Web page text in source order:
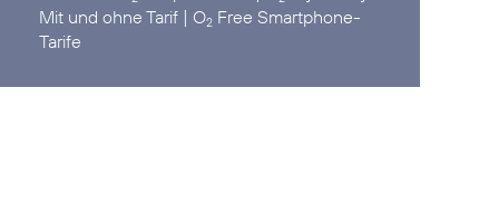
Mit und ohne Tarif | O2 Free Smartphone-
Tarife